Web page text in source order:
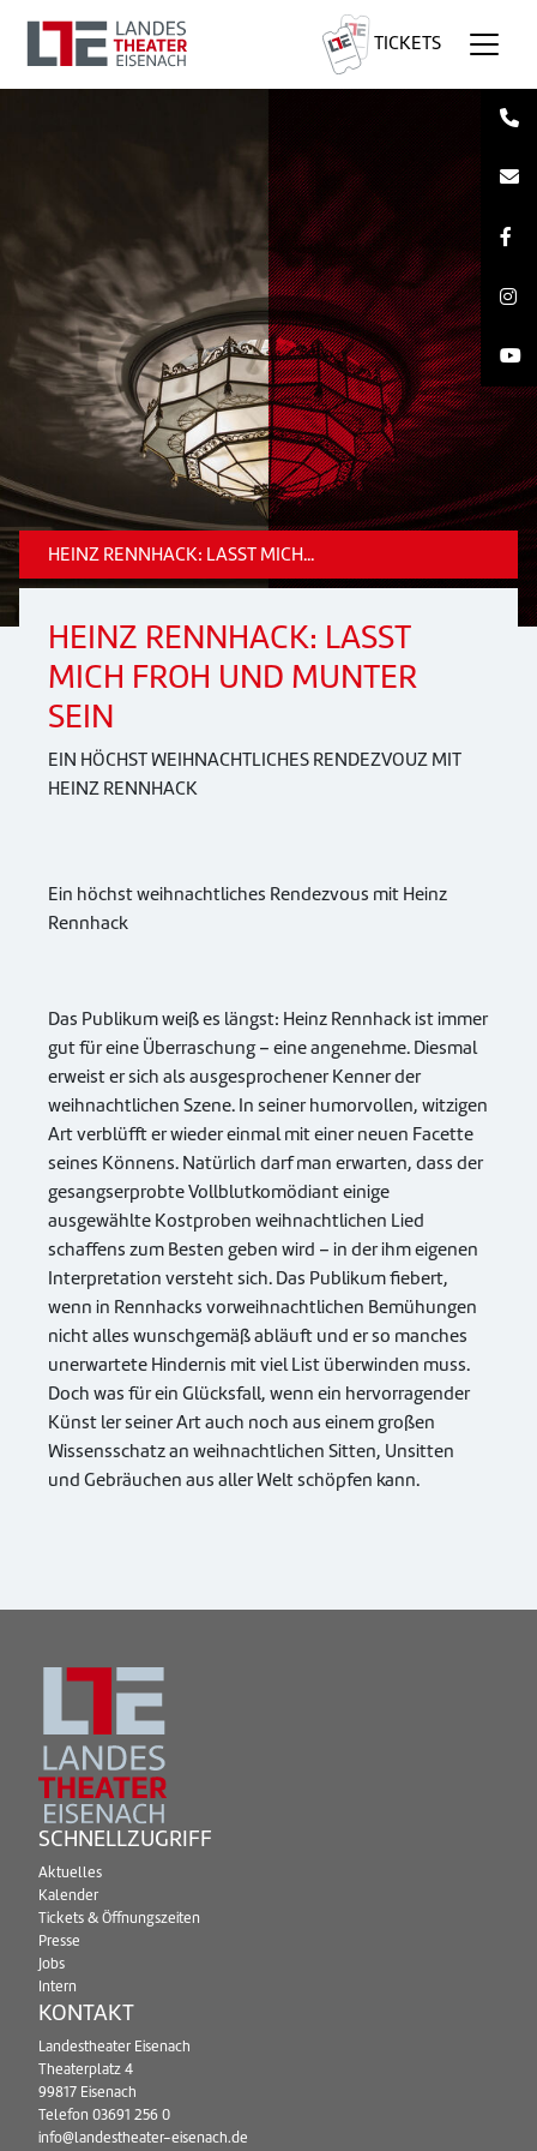
TICKETS
HEINZ RENNHACK: LASST MICH...
HEINZ RENNHACK: LASST
MICH FROH UND MUNTER
SEIN
EIN HÖCHST WEIHNACHTLICHES RENDEZVOUZ MIT
HEINZ RENNHACK
Ein höchst weihnachtliches Rendezvous mit Heinz
Rennhack
Das Publikum weiß es längst: Heinz Rennhack ist immer
gut für eine Überraschung – eine angenehme. Diesmal
erweist er sich als ausgesprochener Kenner der
weihnachtlichen Szene. In seiner humorvollen, witzigen
Art verblüfft er wieder einmal mit einer neuen Facette
seines Könnens. Natürlich darf man erwarten, dass der
gesangserprobte Vollblutkomödiant einige
ausgewählte Kostproben weihnachtlichen Lied
schaffens zum Besten geben wird – in der ihm eigenen
Interpretation versteht sich. Das Publikum fiebert,
wenn in Rennhacks vorweihnachtlichen Bemühungen
nicht alles wunschgemäß abläuft und er so manches
unerwartete Hindernis mit viel List überwinden muss.
Doch was für ein Glücksfall, wenn ein hervorragender
Künst ler seiner Art auch noch aus einem großen
Wissensschatz an weihnachtlichen Sitten, Unsitten
und Gebräuchen aus aller Welt schöpfen kann.
SCHNELLZUGRIFF
Aktuelles
Kalender
Tickets & Öffnungszeiten
Presse
Jobs
Intern
KONTAKT
Landestheater Eisenach
Theaterplatz 4
99817 Eisenach
Telefon 03691 256 0
info@landestheater-eisenach.de